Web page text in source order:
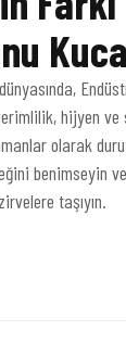
hijyen
olarak
benimseyin
taşıyın.